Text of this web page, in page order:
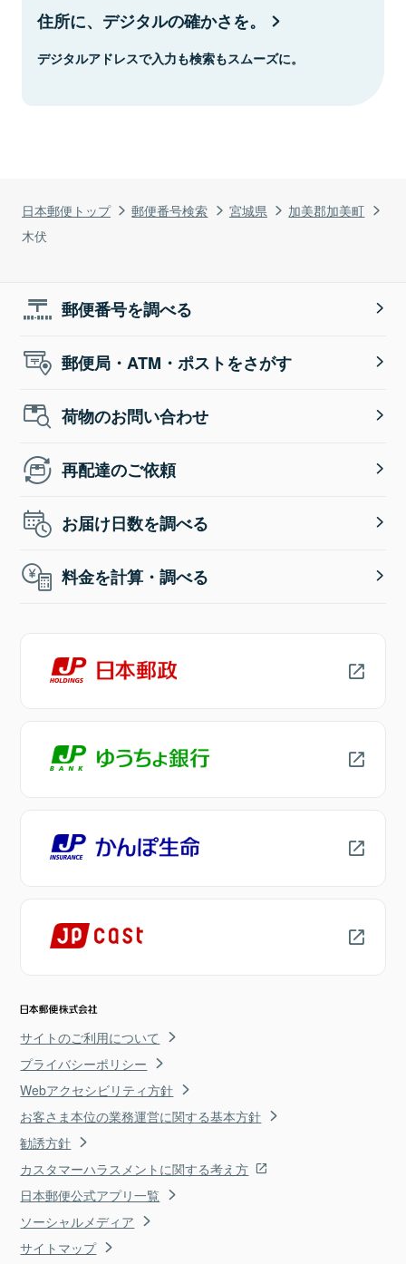
日本郵便トップ 郵便番号検索 宮城県
加美郡加美町
木伏
住所に、デジタルの確かさを。
デジタルアドレスで入力も検索もスムーズに。
郵便番号を調べる
郵便局・ATM・ポストをさがす
荷物のお問い合わせ
再配達のご依頼
お届け日数を調べる
料金を計算・調べる
サイトのご利用について
プライバシーポリシー
Webアクセシビリティ方針
お客さま本位の業務運営に関する基本方針
勧誘方針
カスタマーハラスメントに関する考え方
日本郵便公式アプリ一覧
ソーシャルメディア
サイトマップ